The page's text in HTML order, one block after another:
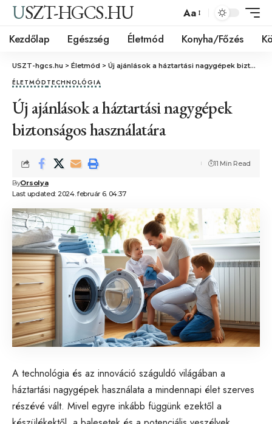
USZT-HGCS.HU Aa
Kezdőlap Egészség Életmód Konyha/Főzés
USZT-hgcs.hu > Életmód > Új ajánlások a háztartási nagygépek biztonságos használatára
ÉLETMÓD TECHNOLÓGIA
Új ajánlások a háztartási nagygépek
biztonságos használatára
Last updated: 2024. február 6. 04:37
ByOrsolya
11 Min Read
A technológia és az innováció száguldó világában a
háztartási nagygépek használata a mindennapi élet szerves
részévé vált. Mivel egyre inkább függünk ezektől a